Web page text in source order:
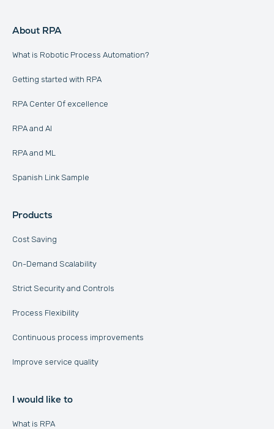
About RPA
What is Robotic Process Automation?
Getting started with RPA
RPA Center Of excellence
RPA and AI
RPA and ML
Spanish Link Sample
Products
Cost Saving
On-Demand Scalability
Strict Security and Controls
Process Flexibility
Continuous process improvements
Improve service quality
I would like to
What is RPA